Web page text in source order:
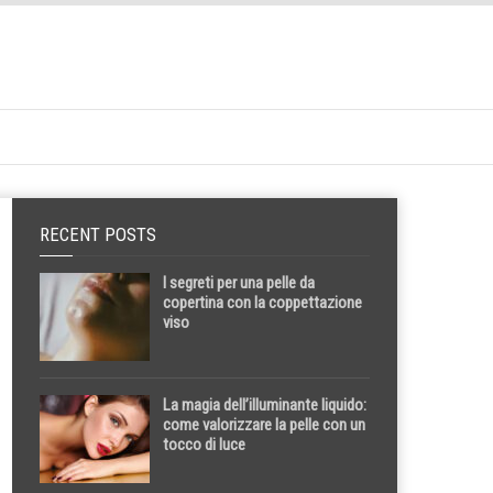
RECENT POSTS
I segreti per una pelle da
copertina con la coppettazione
viso
La magia dell’illuminante liquido:
come valorizzare la pelle con un
tocco di luce